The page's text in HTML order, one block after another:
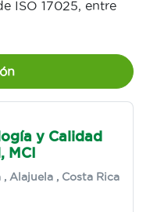
ISO 17025, entre
y Calidad
MCI
,Alajuela , Costa Rica